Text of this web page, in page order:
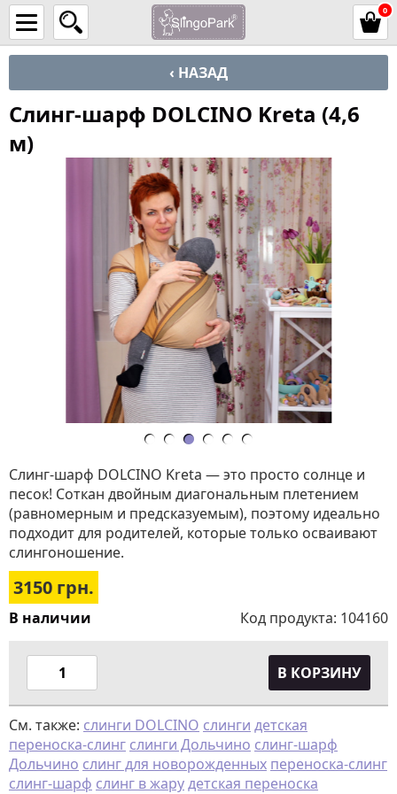
0
‹ НАЗАД
Слинг-шарф DOLCINO Kreta (4,6
м)
Слинг-шарф DOLCINO Kreta — это просто солнце и
песок! Соткан двойным диагональным плетением
(равномерным и предсказуемым), поэтому идеально
подходит для родителей, которые только осваивают
слингоношение.
3150 грн.
В наличии Код продукта: 104160
В КОРЗИНУ
См. также: слинги DOLCINO слинги детская
переноска-слинг слинги Дольчино слинг-шарф
Дольчино слинг для новорожденных переноска-слинг
слинг-шарф слинг в жарудетская переноска